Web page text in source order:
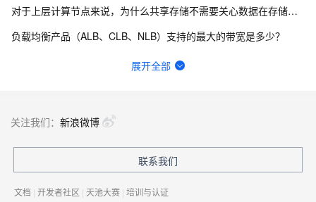
对于上层计算节点来说，为什么共享存储不需要关心数据在存储中的实际分布情况和数据分布的负载均衡问题？
负载均衡产品（ALB、CLB、NLB）支持的最大的带宽是多少？
我们可以自己定义负载均衡策略吗？
负载均衡SLB怎么设置IP限流功能？
ALB中出现这个405是tls问题吗?
展开全部
关注我们： 新浪微博
联系我们
文档 | 开发者社区 | 天池大赛 | 培训与认证